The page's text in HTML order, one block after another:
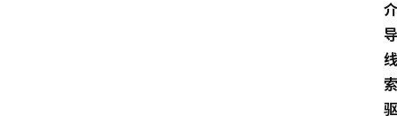
介
导
线
索
驱